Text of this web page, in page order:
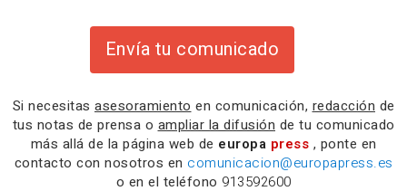
Envía tu comunicado
Si necesitas asesoramiento en comunicación, redacción de
tus notas de prensa o ampliar la difusión de tu comunicado
más allá de la página web de europa press , ponte en
contacto con nosotros en comunicacion@europapress.es
o en el teléfono 913592600